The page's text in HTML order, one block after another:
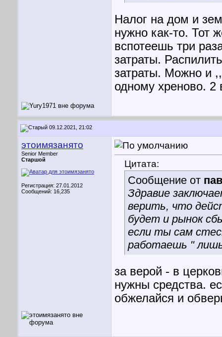
Налог на дом и
нужно как-то. Тот
вспотеешь три
затраты.
затраты. Можно и
одному хреново. 2
09.12.2021, 21:02
этоимязанято
Senior Member
Старшой
Регистрация: 27.01.2012
Сообщений: 16,235
Цитата:
Сообщение от
Здравие
верить, что
будет и рынок
если ты сам
работаешь "
за верой - в
нужны средства.
обжелайся и